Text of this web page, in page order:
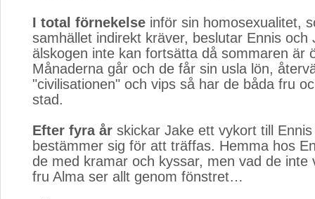
I total förnekelse inför sin homosexualitet,
samhället indirekt kräver, beslutar Ennis och
älskogen inte kan fortsätta då sommaren är
Månaderna går och de får sin usla lön,
"civilisationen" och vips så har de båda fru
stad.
Efter fyra år skickar Jake ett vykort till
bestämmer sig för att träffas. Hemma hos
de med kramar och kyssar, men vad de inte
fru Alma ser allt genom fönstret…